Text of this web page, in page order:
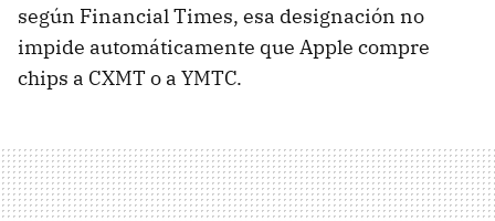
según Financial Times, esa designación no
impide automáticamente que Apple compre
chips a CXMT o a YMTC.